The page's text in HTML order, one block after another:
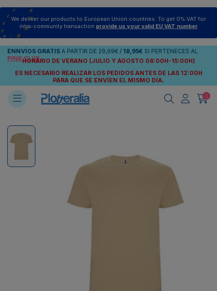
We deliver our products to European Union countries. To get 0% VAT for
intra-community transaction provide us your valid EU VAT number
ENNVÍOS GRATIS A PARTIR DE 29,99€ / 18,95€ SI PERTENECES AL
PINK CLUB
HORARIO DE VERANO (JULIO Y AGOSTO 08:00H-15:00H)
ES NECESARIO REALIZAR LOS PEDIDOS ANTES DE LAS 12:00H
PARA QUE SE ENVÍEN EL MISMO DÍA.
0